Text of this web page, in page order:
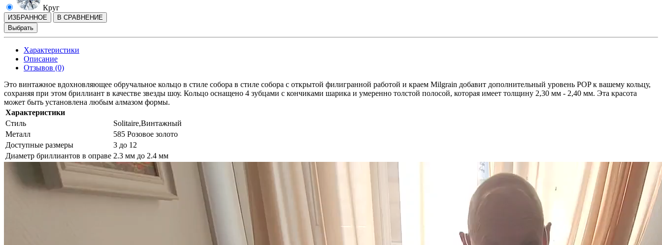
Круг
ИЗБРАННОЕ
В СРАВНЕНИЕ
Выбрать
Характеристики
Описание
Отзывов (0)
Это винтажное вдохновляющее обручальное кольцо в стиле собора в стиле собора с открытой филигранной работой и краем Milgrain добавит дополнительный уровень POP к вашему кольцу,
сохраняя при этом бриллиант в качестве звезды шоу. Кольцо оснащено 4 зубцами с кончиками шарика и умеренно толстой полосой, которая имеет толщину 2,30 мм - 2,40 мм. Эта красота
может быть установлена ​​любым алмазом формы.
Характеристики
Стиль
Solitaire,Винтажный
Металл
585 Розовое золото
Доступные размеры
3 до 12
Диаметр бриллиантов в оправе 2.3 мм до 2.4 мм